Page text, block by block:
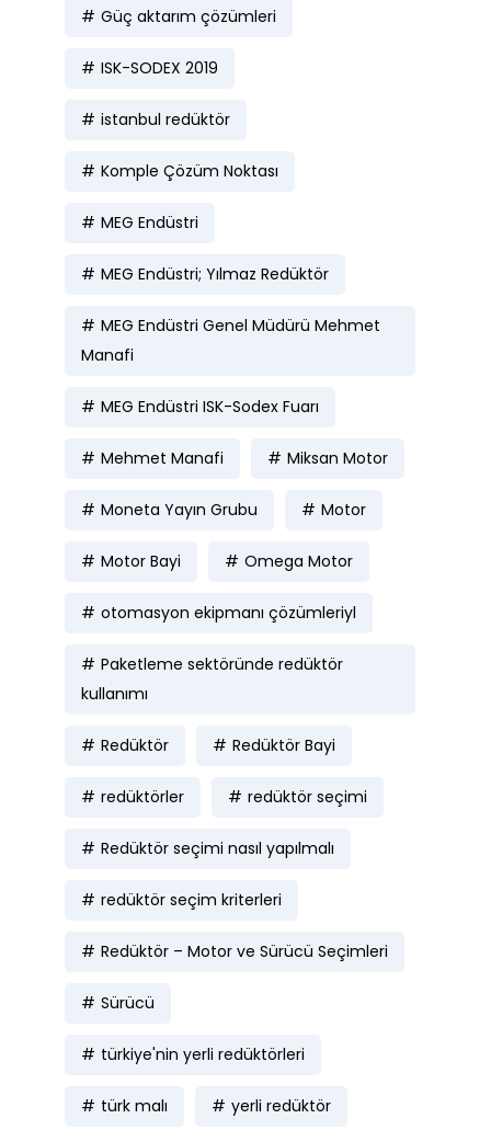
Güç aktarım çözümleri
ISK-SODEX 2019
istanbul redüktör
Komple Çözüm Noktası
MEG Endüstri
MEG Endüstri; Yılmaz Redüktör
MEG Endüstri Genel Müdürü Mehmet
Manafi
MEG Endüstri ISK-Sodex Fuarı
Mehmet Manafi Miksan Motor
Moneta Yayın Grubu Motor
Motor Bayi Omega Motor
otomasyon ekipmanı çözümleriyl
Paketleme sektöründe redüktör
kullanımı
Redüktör Redüktör Bayi
redüktörler redüktör seçimi
Redüktör seçimi nasıl yapılmalı
redüktör seçim kriterleri
Redüktör – Motor ve Sürücü Seçimleri
Sürücü
türkiye'nin yerli redüktörleri
türk malı yerli redüktör